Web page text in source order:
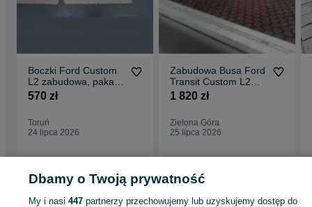
Boczki Ford Custom
L2 zabudowa, paka,
obicie
570 zł
Toruń
24 lipca 2026
Zabudowa Busa Ford
Transit Custom L2
(2013–) | Podłoga
1 820 zł
Zielona Góra
25 lipca 2026
Strona główna Motoryzacja Części samochodowe
Dostawcze i Ciężarowe
Dbamy o Twoją prywatność
My i nasi447 partnerzy przechowujemy lub uzyskujemy dostęp do